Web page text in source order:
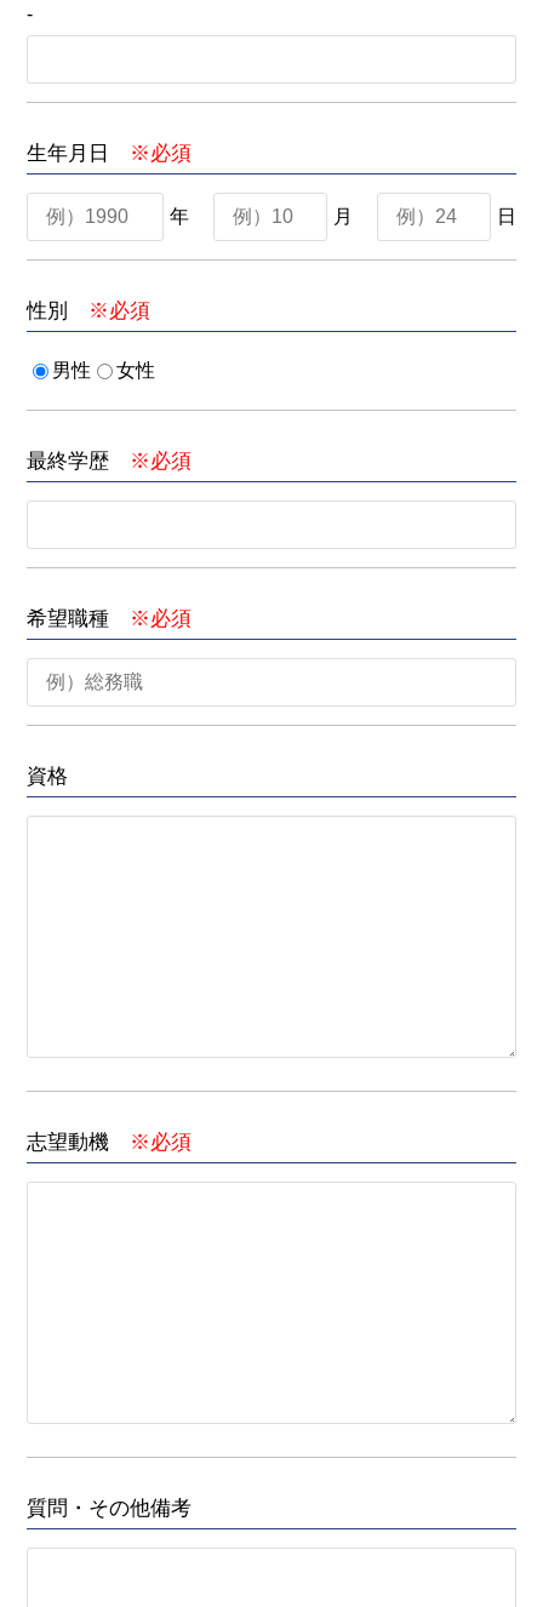
-
生年月日 ※必須
年 月 日
性別 ※必須
男性 女性
最終学歴 ※必須
希望職種 ※必須
資格
志望動機 ※必須
質問・その他備考